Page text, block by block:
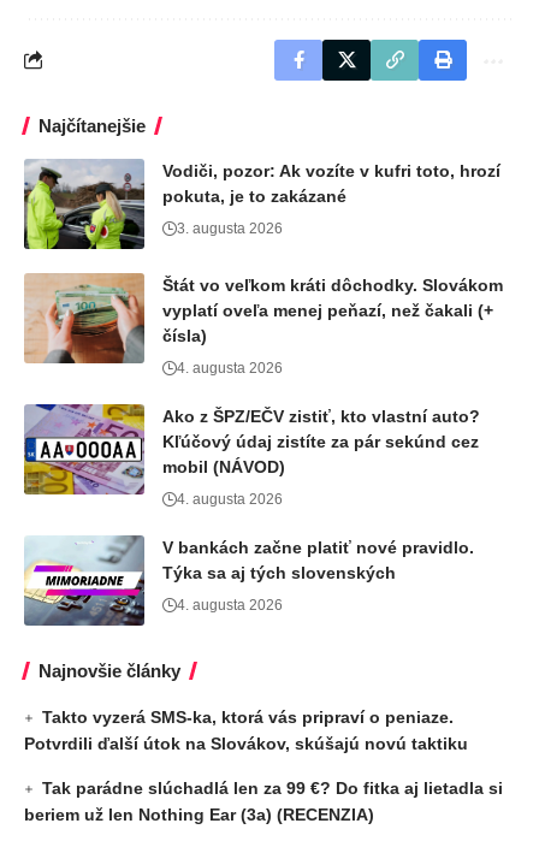
Najčítanejšie
Vodiči, pozor: Ak vozíte v kufri toto, hrozí
pokuta, je to zakázané
3. augusta 2026
Štát vo veľkom kráti dôchodky. Slovákom
vyplatí oveľa menej peňazí, než čakali (+
čísla)
4. augusta 2026
Ako z ŠPZ/EČV zistiť, kto vlastní auto?
Kľúčový údaj zistíte za pár sekúnd cez
mobil (NÁVOD)
4. augusta 2026
V bankách začne platiť nové pravidlo.
Týka sa aj tých slovenských
4. augusta 2026
Najnovšie články
Takto vyzerá SMS-ka, ktorá vás pripraví o peniaze.
Potvrdili ďalší útok na Slovákov, skúšajú novú taktiku
Tak parádne slúchadlá len za 99 €? Do fitka aj lietadla si
beriem už len Nothing Ear (3a) (RECENZIA)